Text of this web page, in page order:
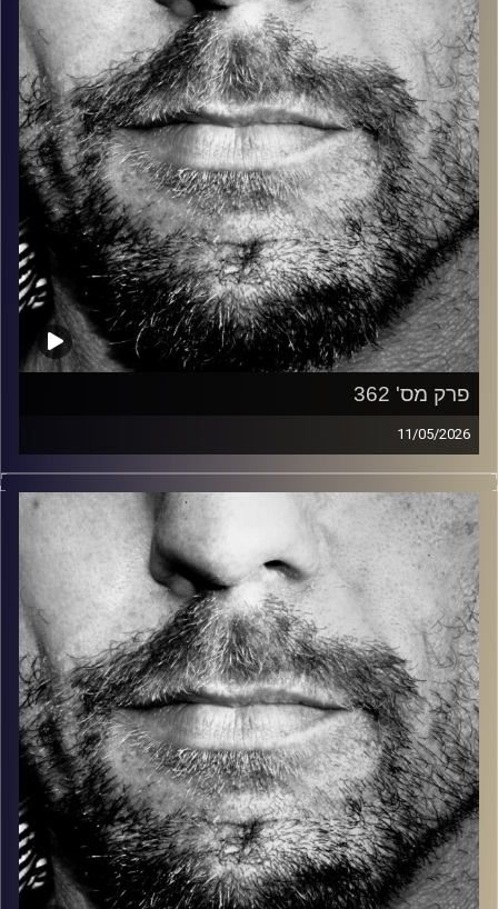
קרדיט תמונות: David Goehring
פרק מס' 362
11/05/2026
זיפים, מוזיקה מחוספסת של הופעות חיות. הרבה ג'אם, רוק,
בלוז, bluegrass, ג'אז, Fאנק, פרוגרסיב ואפילו אלקטרוניקה.
כל מה שחי, אמיתי ונושם.
עם שמוליק רגב.
קרדיט תמונות: David Goehring